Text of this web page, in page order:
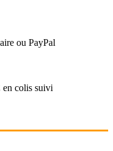
ou PayPal
colis suivi